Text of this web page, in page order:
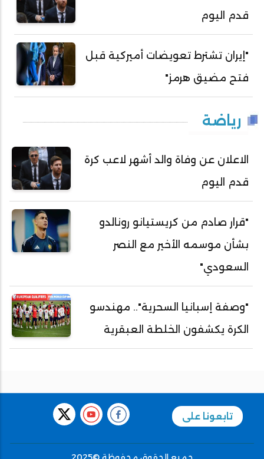
قدم اليوم
"إيران تشترط تعويضات أميركية قبل
فتح مضيق هرمز"
رياضة
الاعلان عن وفاة والد أشهر لاعب كرة
قدم اليوم
"قرار صادم من كريستيانو رونالدو
بشأن موسمه الأخير مع النصر
السعودي"
"وصفة إسبانيا السحرية".. مهندسو
الكرة يكشفون الخلطة العبقرية
تابعونا على